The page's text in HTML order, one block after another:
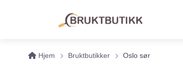
Hjem Bruktbutikker Oslo sør